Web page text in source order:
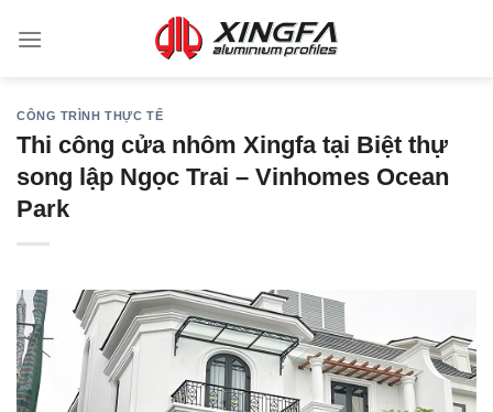
CÔNG TRÌNH THỰC TẾ
Thi công cửa nhôm Xingfa tại Biệt thự
song lập Ngọc Trai – Vinhomes Ocean
Park